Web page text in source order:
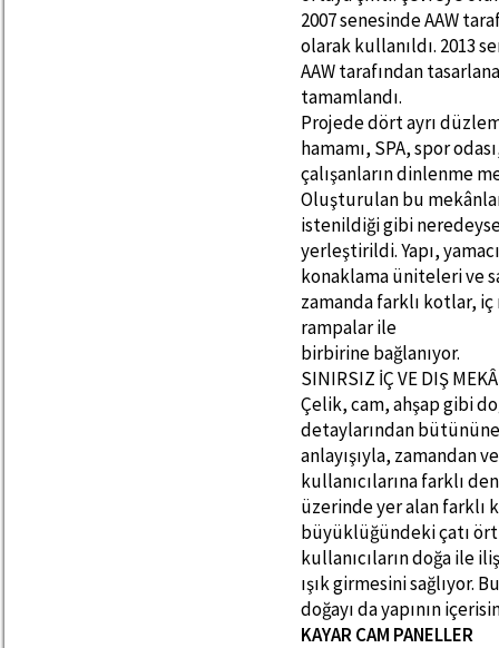
2007 senesinde AAW
olarak kullanıldı. 2013
AAW tarafından
tamamlandı.
Projede dört ayrı
hamamı, SPA, spor
çalışanların dinlenme
Oluşturulan bu
istenildiği gibi
yerleştirildi. Yapı,
konaklama üniteleri ve
zamanda farklı kotlar,
rampalar ile
birbirine bağlanıyor.
SINIRSIZ İÇ VE DIŞ
Çelik, cam, ahşap gibi
detaylarından
anlayışıyla, zamandan
kullanıcılarına farklı
üzerinde yer alan farklı
büyüklüğündeki çatı
kullanıcıların doğa ile
ışık girmesini sağlıyor.
doğayı da yapının
KAYAR CAM PANELLER